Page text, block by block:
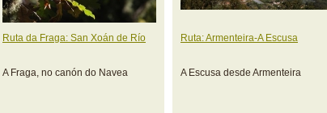
Ruta da Fraga: San Xoán de Río
A Fraga, no canón do Navea
Ruta: Armenteira-A Escusa
A Escusa desde Armenteira